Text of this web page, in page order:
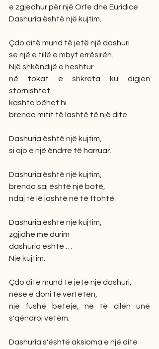
e zgjedhur për një Orfe dhe Euridice
Dashuria është një kujtim.
Çdo ditë mund të jetë një dashuri
se një e tillë e mbyt errësirën.
Një shkëndijë e heshtur
në tokat e shkreta ku digjen
stornishtet
kashta bëhet hi
brenda mitit të lashtë të një dite.
Dashuria është një kujtim,
si ajo e një ëndrre të harruar.
Dashuria është një kujtim,
brenda saj është një botë,
ndaj të lë jashtë në të ftohtë.
Dashuria është një kujtim,
zgjidhe me durim
dashuria është …
Një kujtim.
Çdo ditë mund të jetë një dashuri,
nëse e doni të vërtetën,
një fushë beteje, në të cilën unë
s'qëndroj vetëm.
Dashuria s'është aksioma e një dite